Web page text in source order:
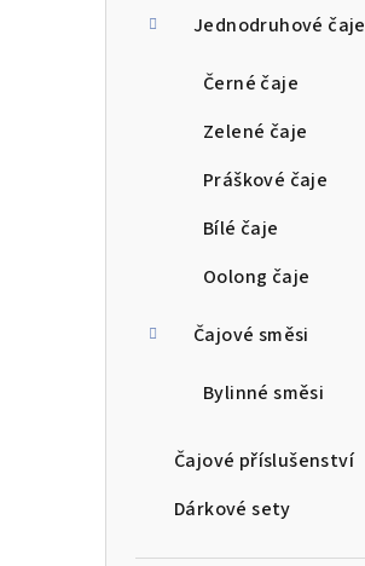
Jednodruhové čaje
Černé čaje
Zelené čaje
Práškové čaje
Bílé čaje
Oolong čaje
Čajové směsi
Bylinné směsi
Čajové příslušenství
Dárkové sety